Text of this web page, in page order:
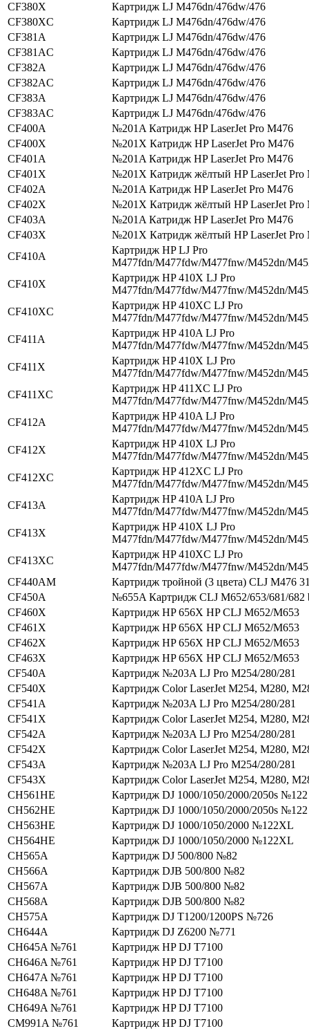
CF380X
Картридж LJ M476dn/476dw/476
CF380XC
Картридж LJ M476dn/476dw/476
CF381A
Картридж LJ M476dn/476dw/476
CF381AC
Картридж LJ M476dn/476dw/476
CF382A
Картридж LJ M476dn/476dw/476
CF382AC
Картридж LJ M476dn/476dw/476
CF383A
Картридж LJ M476dn/476dw/476
CF383AC
Картридж LJ M476dn/476dw/476
CF400A
№201A Катридж HP LaserJet Pro M476
CF400X
№201X Катридж HP LaserJet Pro M476
CF401A
№201A Катридж HP LaserJet Pro M476
CF401X
№201X Катридж жёлтый HP LaserJet Pro
CF402A
№201A Катридж HP LaserJet Pro M476
CF402X
№201X Катридж жёлтый HP LaserJet Pro
CF403A
№201A Катридж HP LaserJet Pro M476
CF403X
№201X Катридж жёлтый HP LaserJet Pro
CF410A
Картридж HP LJ Pro
M477fdn/M477fdw/M477fnw/M452dn/
CF410X
Картридж HP 410X LJ Pro
M477fdn/M477fdw/M477fnw/M452dn/
CF410XC
Картридж HP 410XC LJ Pro
M477fdn/M477fdw/M477fnw/M452dn/
CF411A
Картридж HP 410A LJ Pro
M477fdn/M477fdw/M477fnw/M452dn/
CF411X
Картридж HP 410X LJ Pro
M477fdn/M477fdw/M477fnw/M452dn/
CF411XC
Картридж HP 411XC LJ Pro
M477fdn/M477fdw/M477fnw/M452dn/
CF412A
Картридж HP 410A LJ Pro
M477fdn/M477fdw/M477fnw/M452dn/
CF412X
Картридж HP 410X LJ Pro
M477fdn/M477fdw/M477fnw/M452dn/
CF412XC
Картридж HP 412XC LJ Pro
M477fdn/M477fdw/M477fnw/M452dn/
CF413A
Картридж HP 410A LJ Pro
M477fdn/M477fdw/M477fnw/M452dn/
CF413X
Картридж HP 410X LJ Pro
M477fdn/M477fdw/M477fnw/M452dn/
CF413XC
Картридж HP 410XC LJ Pro
M477fdn/M477fdw/M477fnw/M452dn/
CF440AM
Картридж тройной (3 цвета) CLJ M476
CF450A
№655A Картридж CLJ M652/653/681/682
CF460X
Картридж HP 656X HP CLJ M652/M653
CF461X
Картридж HP 656X HP CLJ M652/M653
CF462X
Картридж HP 656X HP CLJ M652/M653
CF463X
Картридж HP 656X HP CLJ M652/M653
CF540A
Картридж №203A LJ Pro M254/280/281
CF540X
Картридж Color LaserJet M254, M280,
CF541A
Картридж №203A LJ Pro M254/280/281
CF541X
Картридж Color LaserJet M254, M280,
CF542A
Картридж №203A LJ Pro M254/280/281
CF542X
Картридж Color LaserJet M254, M280,
CF543A
Картридж №203A LJ Pro M254/280/281
CF543X
Картридж Color LaserJet M254, M280,
CH561HE
Картридж DJ 1000/1050/2000/2050s №122
CH562HE
Картридж DJ 1000/1050/2000/2050s №122
CH563HE
Картридж DJ 1000/1050/2000 №122XL
CH564HE
Картридж DJ 1000/1050/2000 №122XL
CH565A
Картридж DJ 500/800 №82
CH566A
Картридж DJВ 500/800 №82
CH567A
Картридж DJВ 500/800 №82
CH568A
Картридж DJВ 500/800 №82
CH575A
Картридж DJ T1200/1200PS №726
CH644A
Картридж DJ Z6200 №771
CH645A №761
Картридж HP DJ T7100
CH646A №761
Картридж HP DJ T7100
CH647A №761
Картридж HP DJ T7100
CH648A №761
Картридж HP DJ T7100
CH649A №761
Картридж HP DJ T7100
CM991A №761
Картридж HP DJ T7100